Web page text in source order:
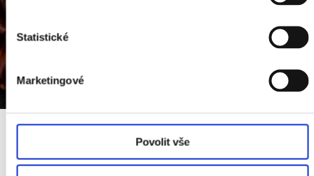
Statistické
Marketingové
Povolit vše
6. Listopadu 2024